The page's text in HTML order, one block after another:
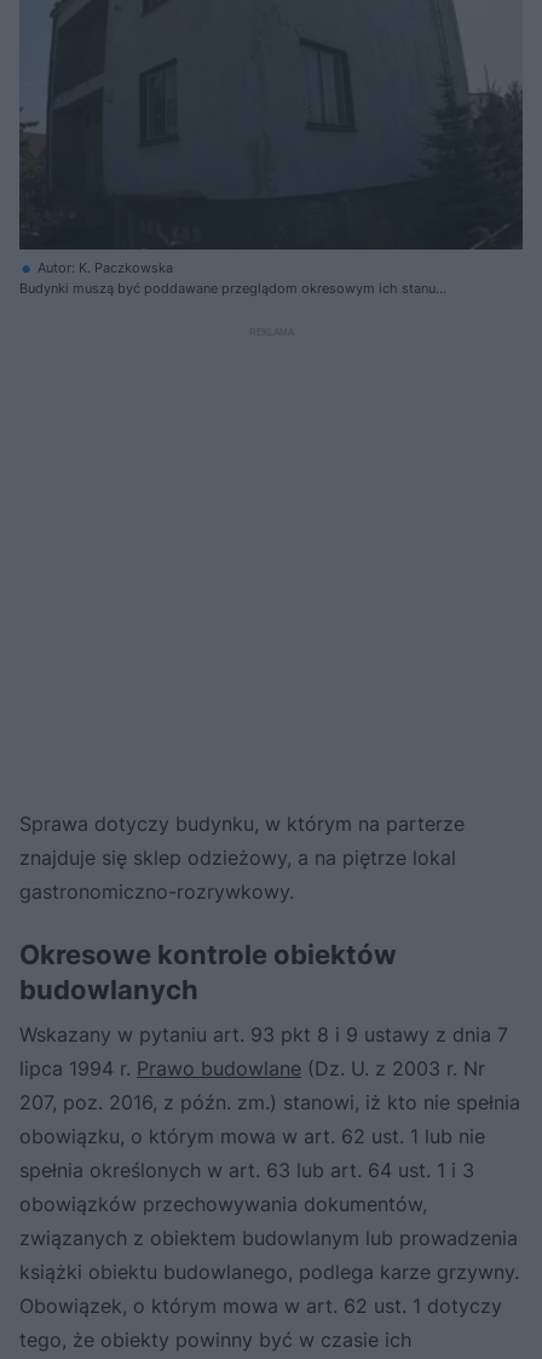
Autor: K. Paczkowska
Budynki muszą być poddawane przeglądom okresowym ich stanu
Sprawa dotyczy budynku, w którym na parterze
znajduje się sklep odzieżowy, a na piętrze lokal
gastronomiczno-rozrywkowy.
Okresowe kontrole obiektów
budowlanych
Wskazany w pytaniu art. 93 pkt 8 i 9 ustawy z dnia 7
lipca 1994 r. Prawo budowlane (Dz. U. z 2003 r. Nr
207, poz. 2016, z późn. zm.) stanowi, iż kto nie spełnia
obowiązku, o którym mowa w art. 62 ust. 1 lub nie
spełnia określonych w art. 63 lub art. 64 ust. 1 i 3
obowiązków przechowywania dokumentów,
związanych z obiektem budowlanym lub prowadzenia
książki obiektu budowlanego, podlega karze grzywny.
Obowiązek, o którym mowa w art. 62 ust. 1 dotyczy
tego, że obiekty powinny być w czasie ich